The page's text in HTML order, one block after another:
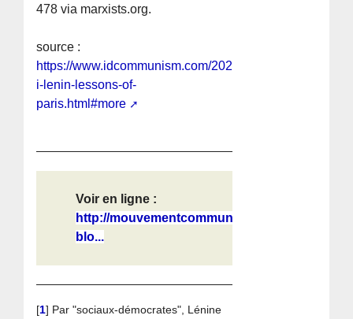
478 via marxists.org.
source :
https://www.idcommunism.com/2021/04/vladimir-
i-lenin-lessons-of-
paris.html#more
Voir en ligne :
http://mouvementcommuniste.over-
blo...
[1] Par "sociaux-démocrates", Lénine